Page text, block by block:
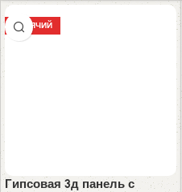
ГОРЯЧИЙ
Гипсовая 3д панель с